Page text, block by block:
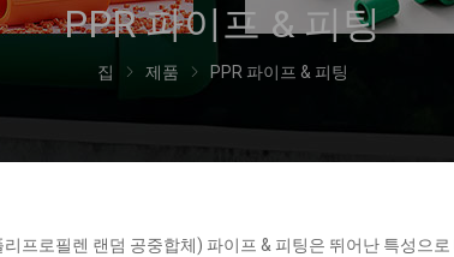
PPR 파이프 & 피팅
집 제품 PPR 파이프 & 피팅
프로필렌 랜덤 공중합체) 파이프 & 피팅은 뛰어난 특성으